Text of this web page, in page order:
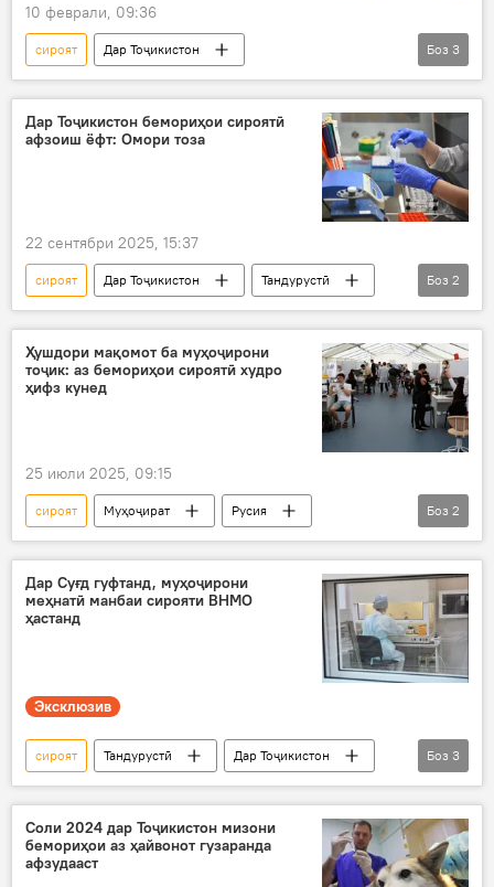
10 феврали, 09:36
сироят
Дар Тоҷикистон
гирифторони ВИЧ
сил
Ҷамолиддин Абдуллозода
Тандурустӣ
Боз 3
Дар Тоҷикистон бемориҳои сироятӣ
афзоиш ёфт: Омори тоза
22 сентябри 2025, 15:37
сироят Дар Тоҷикистон
Тандурустӣ
бемор
сиҳатӣ
Боз 2
Ҳушдори мақомот ба муҳоҷирони
тоҷик: аз бемориҳои сироятӣ худро
ҳифз кунед
25 июли 2025, 09:15
сироят Муҳоҷират
Русия
муҳоҷирони корӣ
саломатӣ
Боз 2
Дар Суғд гуфтанд, муҳоҷирони
меҳнатӣ манбаи сирояти ВНМО
ҳастанд
Эксклюзив
сироят Тандурустӣ
Дар Тоҷикистон
ВИЧ
гирифторони ВИЧ Суғд
Боз 3
Соли 2024 дар Тоҷикистон мизони
бемориҳои аз ҳайвонот гузаранда
афзудааст